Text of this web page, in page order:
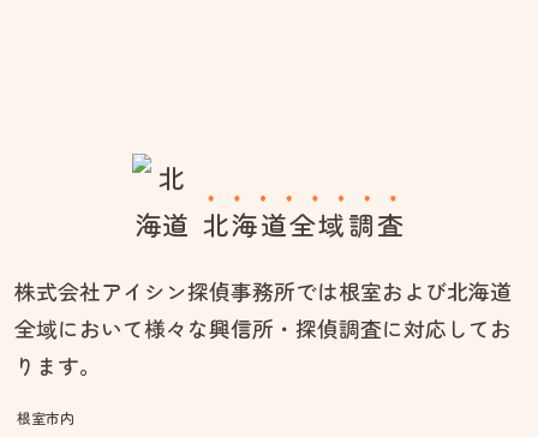
北海道全域調査
株式会社アイシン探偵事務所では根室および北海道
全域において様々な興信所・探偵調査に対応してお
ります。
根室市内